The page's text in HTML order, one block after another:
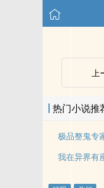
上
热门小说推
极品整鬼专
我在异界有